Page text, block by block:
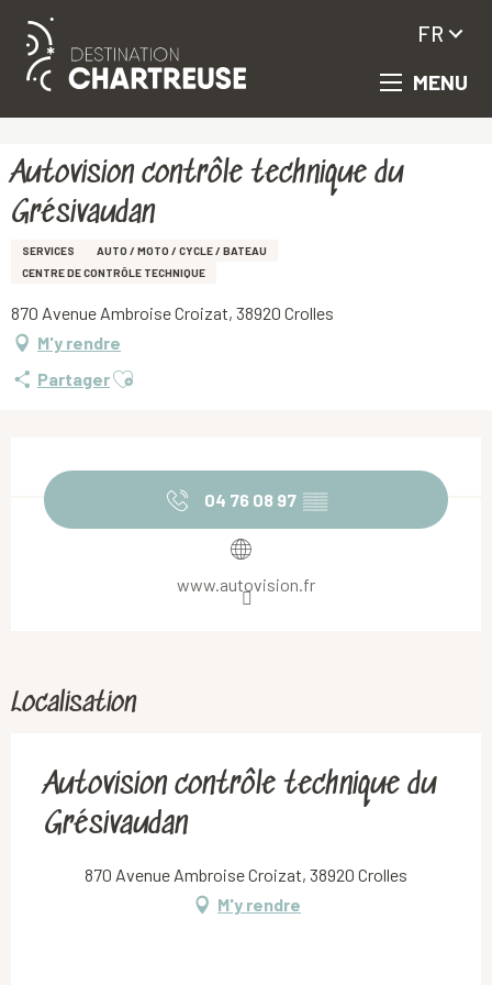
Aller
principal
MENU
FR
Autovision contrôle technique du
Grésivaudan
SERVICES
AUTO / MOTO / CYCLE / BATEAU
CENTRE DE CONTRÔLE TECHNIQUE
870 Avenue Ambroise Croizat, 38920 Crolles
M'y rendre
PartagerAjouter aux favoris
04 76 08 97 ▒▒
www.autovision.fr
Localisation
Autovision contrôle technique du
Grésivaudan
870 Avenue Ambroise Croizat, 38920 Crolles
M'y rendre